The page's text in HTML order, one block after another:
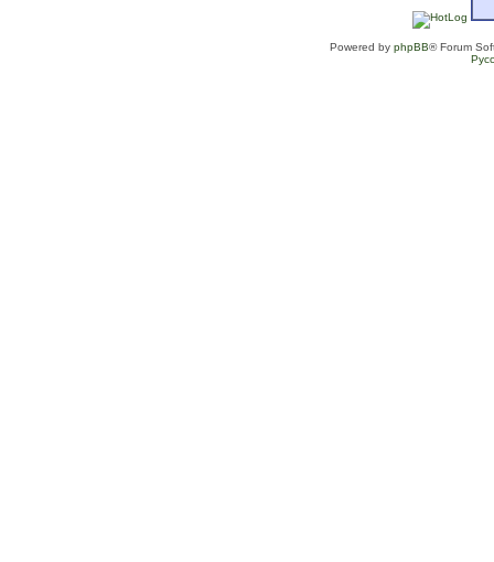
Powered by phpBB® Forum